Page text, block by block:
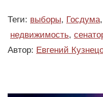
Теги: выборы, Госдума,
недвижимость,
Автор: Евгений